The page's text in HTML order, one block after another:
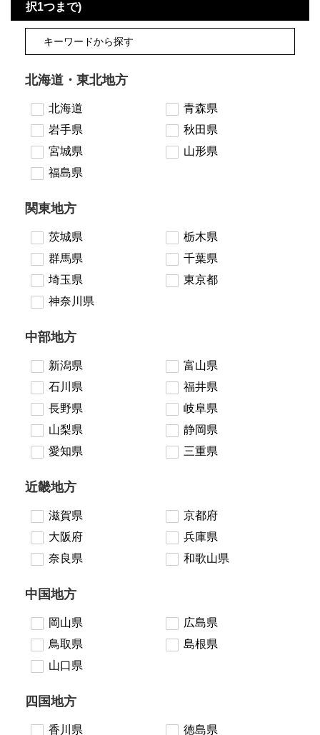
択1つまで)
北海道・東北地方
北海道
青森県
岩手県
秋田県
宮城県
山形県
福島県
関東地方
茨城県
栃木県
群馬県
千葉県
埼玉県
東京都
神奈川県
中部地方
新潟県
富山県
石川県
福井県
長野県
岐阜県
山梨県
静岡県
愛知県
三重県
近畿地方
滋賀県
京都府
大阪府
兵庫県
奈良県
和歌山県
中国地方
岡山県
広島県
鳥取県
島根県
山口県
四国地方
香川県 徳島県